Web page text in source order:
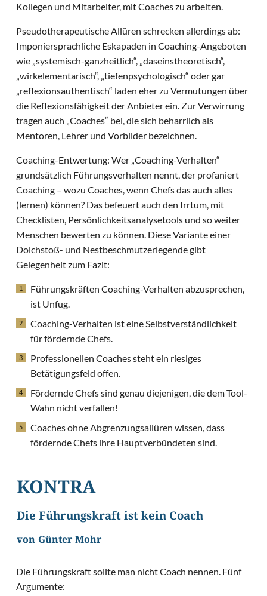
Kollegen und Mitarbeiter, mit Coaches zu arbeiten.
Pseudotherapeutische Allüren schrecken allerdings ab:
Imponiersprachliche Eskapaden in Coaching-Angeboten
wie „systemisch-ganzheitlich“, „daseinstheoretisch“,
„wirkelementarisch“, „tiefenpsychologisch“ oder gar
„reflexionsauthentisch“ laden eher zu Vermutungen über
die Reflexionsfähigkeit der Anbieter ein. Zur Verwirrung
tragen auch „Coaches“ bei, die sich beharrlich als
Mentoren, Lehrer und Vorbilder bezeichnen.
Coaching-Entwertung: Wer „Coaching-Verhalten“
grundsätzlich Führungsverhalten nennt, der profaniert
Coaching – wozu Coaches, wenn Chefs das auch alles
(lernen) können? Das befeuert auch den Irrtum, mit
Checklisten, Persönlichkeitsanalysetools und so weiter
Menschen bewerten zu können. Diese Variante einer
Dolchstoß- und Nestbeschmutzerlegende gibt
Gelegenheit zum Fazit:
Führungskräften Coaching-Verhalten abzusprechen,
ist Unfug.
Coaching-Verhalten ist eine Selbstverständlichkeit
für fördernde Chefs.
Professionellen Coaches steht ein riesiges
Betätigungsfeld offen.
Fördernde Chefs sind genau diejenigen, die dem Tool-
Wahn nicht verfallen!
Coaches ohne Abgrenzungsallüren wissen, dass
fördernde Chefs ihre Hauptverbündeten sind.
KONTRA
Die Führungskraft ist kein Coach
von Günter Mohr
Die Führungskraft sollte man nicht Coach nennen. Fünf
Argumente: